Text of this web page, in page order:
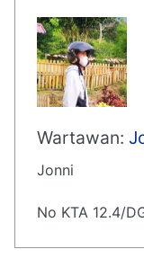
Wartawan:
Jonni
No KTA 12.4/